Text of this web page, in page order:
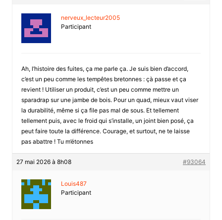
nerveux_lecteur2005
Participant
Ah, l’histoire des fuites, ça me parle ça. Je suis bien d’accord,
c’est un peu comme les tempêtes bretonnes : çà passe et ça
revient ! Utiliser un produit, c’est un peu comme mettre un
sparadrap sur une jambe de bois. Pour un quad, mieux vaut viser
la durabilité, même si ça file pas mal de sous. Et tellement
tellement puis, avec le froid qui s’installe, un joint bien posé, ça
peut faire toute la différence. Courage, et surtout, ne te laisse
pas abattre ! Tu m’étonnes
27 mai 2026 à 8h08 #93064
Louis487
Participant